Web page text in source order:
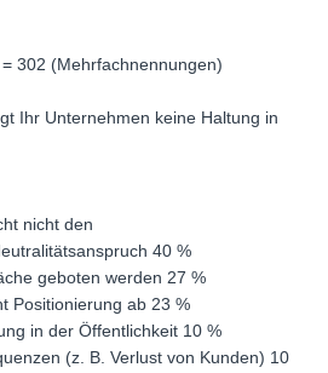
302 (Mehrfachnennungen)
Ihr Unternehmen keine Haltung in
nicht den
40 %
geboten werden 27 %
Positionierung ab 23 %
in der Öffentlichkeit 10 %
(z. B. Verlust von Kunden) 10